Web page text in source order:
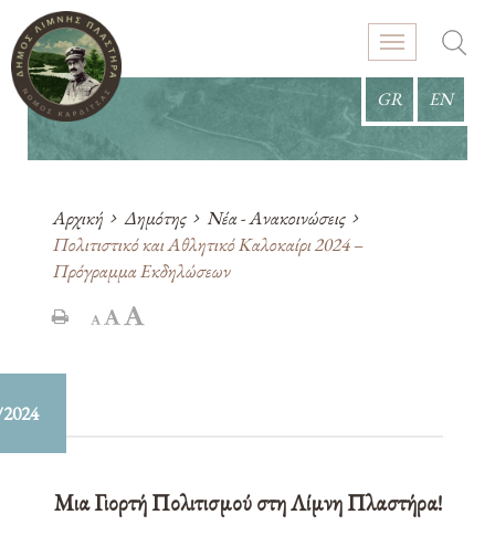
GR EN
Αρχική Δημότης
Νέα - Ανακοινώσεις
Πολιτιστικό και Αθλητικό Καλοκαίρι 2024 –
Πρόγραμμα Εκδηλώσεων
Μια Γιορτή Πολιτισμού στη Λίμνη Πλαστήρα!